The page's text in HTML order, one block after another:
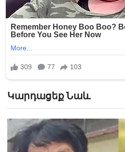
Կարդացեք Նաև
«Հիշեցի՞ք մեզ, ձեր